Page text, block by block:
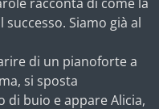
Siamo già al
di un pianoforte a
si sposta
di buio e appare Alicia,